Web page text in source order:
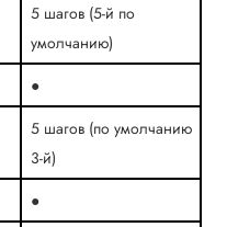
5 шагов (5-й по
умолчанию)
●
5 шагов (по умолчанию
3-й)
●